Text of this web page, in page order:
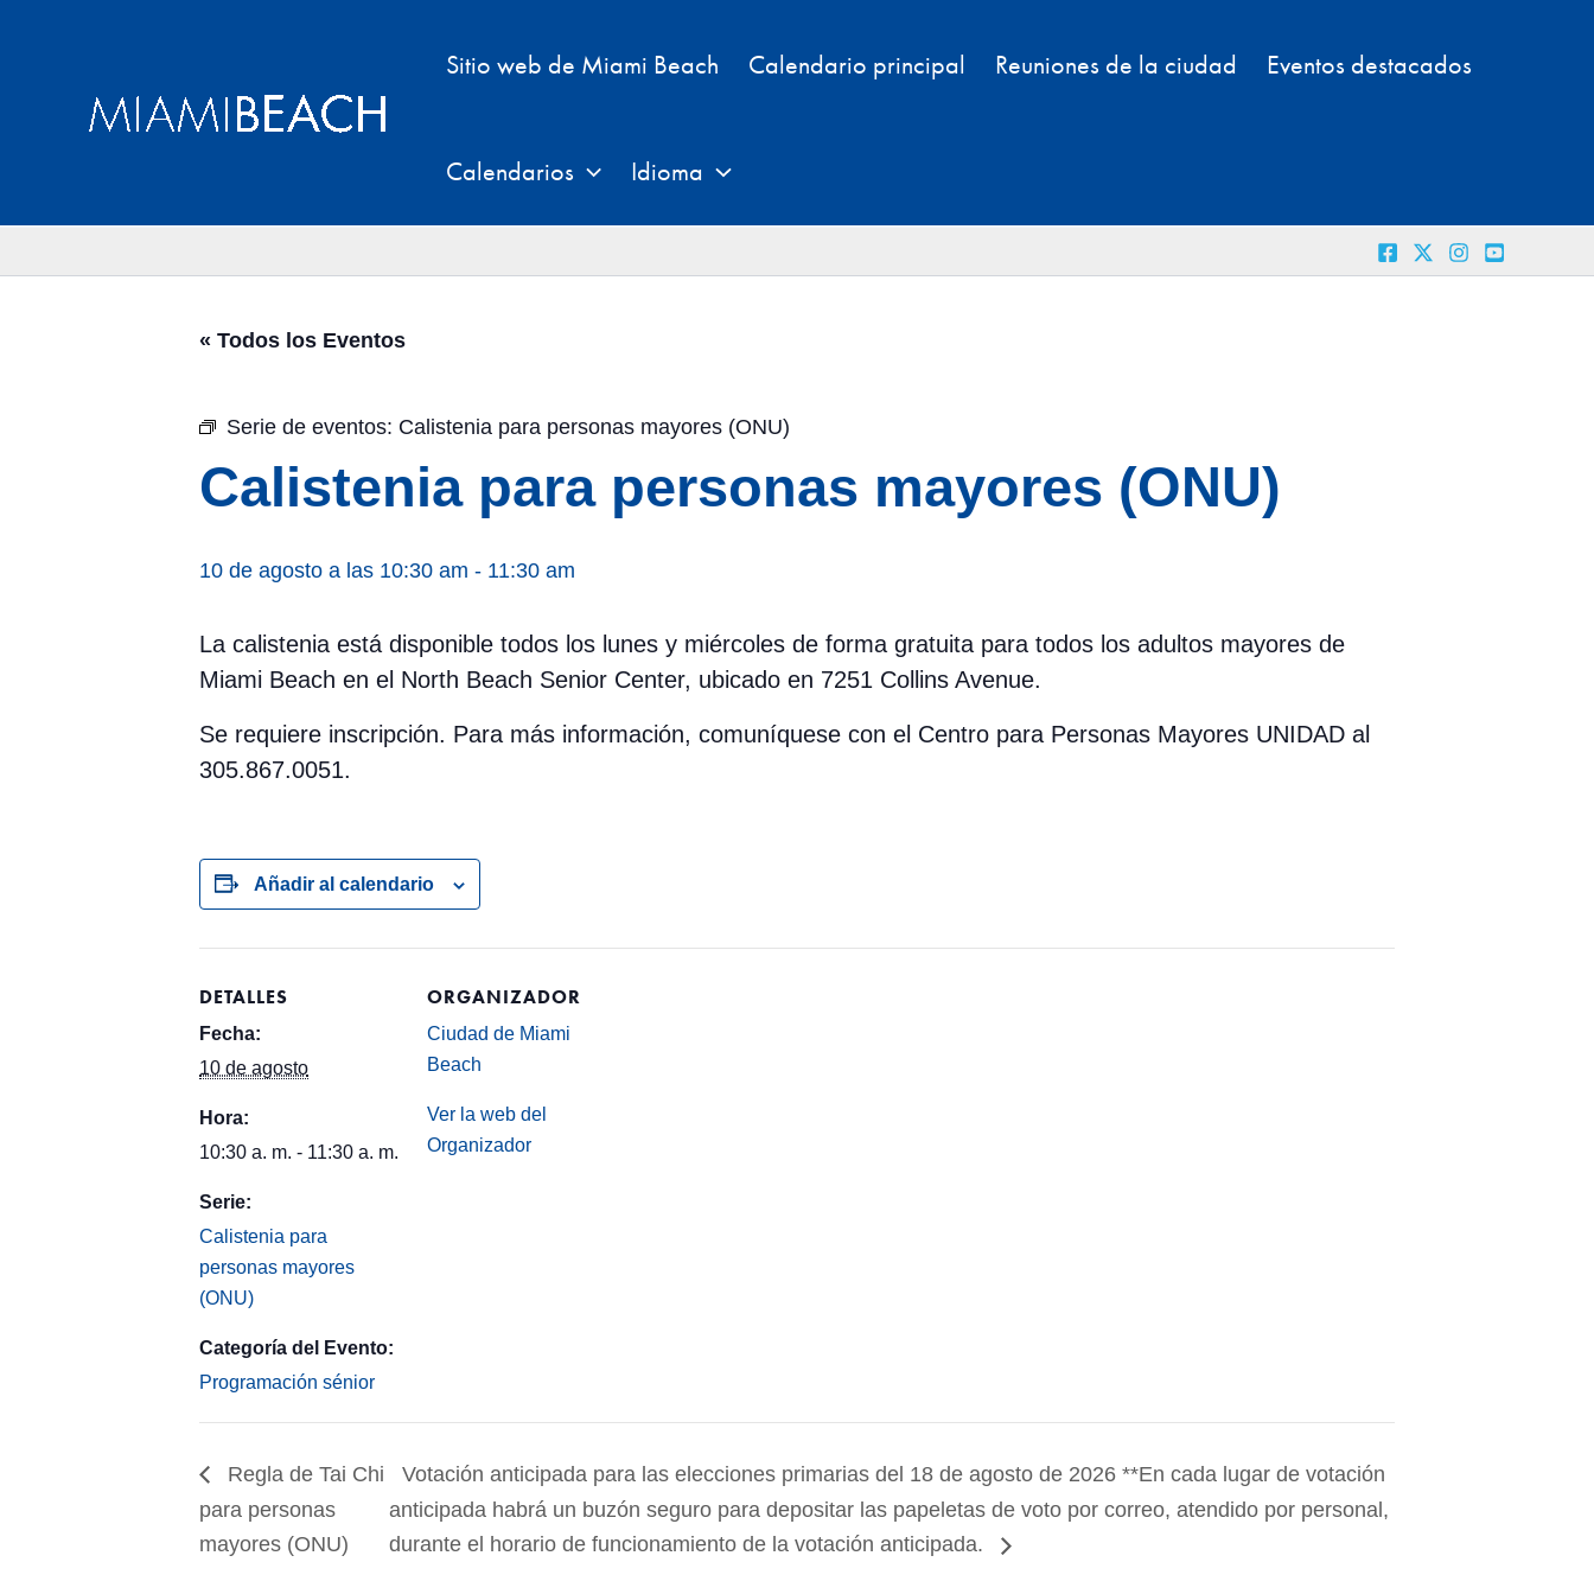
Sitio web de Miami Beach Calendario principal Reuniones de la ciudad Eventos destacados
Calendarios Idioma
« Todos los Eventos
Serie de eventos: Calistenia para personas mayores (ONU)
Calistenia para personas mayores (ONU)
10 de agosto a las 10:30 am - 11:30 am
La calistenia está disponible todos los lunes y miércoles de forma gratuita para todos los adultos mayores de
Miami Beach en el North Beach Senior Center, ubicado en 7251 Collins Avenue.
Se requiere inscripción. Para más información, comuníquese con el Centro para Personas Mayores UNIDAD al
305.867.0051.
Añadir al calendario
DETALLES
Fecha:
10 de agosto
Hora:
10:30 a. m. - 11:30 a. m.
Serie:
Calistenia para
personas mayores
(ONU)
Categoría del Evento:
Programación sénior
ORGANIZADOR
Ciudad de Miami
Beach
Ver la web del
Organizador
Regla de Tai Chi
para personas
mayores (ONU)
Votación anticipada para las elecciones primarias del 18 de agosto de 2026 **En cada lugar de votación
anticipada habrá un buzón seguro para depositar las papeletas de voto por correo, atendido por personal,
durante el horario de funcionamiento de la votación anticipada.